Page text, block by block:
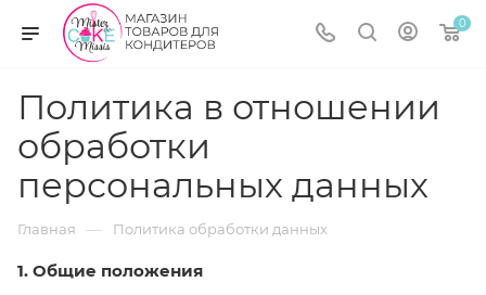
0
Политика в отношении
обработки
персональных данных
Главная — Политика обработки данных
1. Общие положения